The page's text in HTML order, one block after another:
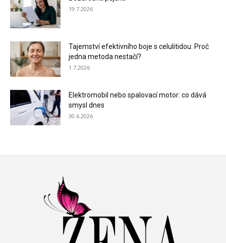
19.7.2026
Tajemství efektivního boje s celulitidou: Proč
jedna metoda nestačí?
1.7.2026
Elektromobil nebo spalovací motor: co dává
smysl dnes
30.6.2026